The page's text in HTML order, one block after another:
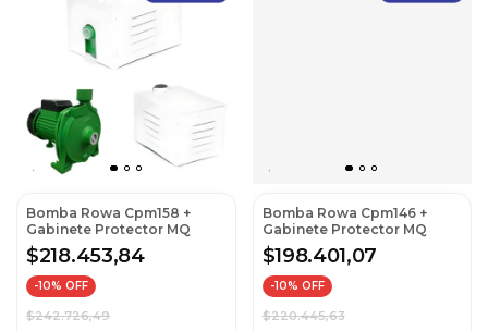
Bomba Rowa Cpm158 +
Gabinete Protector MQ
$218.453,84
-10% OFF
$242.726,49
Bomba Rowa Cpm146 +
Gabinete Protector MQ
$198.401,07
-10% OFF
$220.445,63